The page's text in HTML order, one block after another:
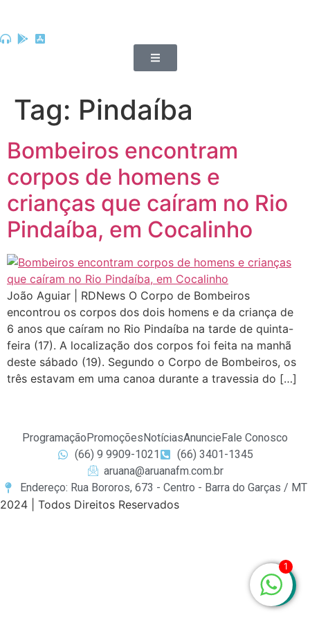
Tag: Pindaíba
Bombeiros encontram
corpos de homens e
crianças que caíram no Rio
Pindaíba, em Cocalinho
João Aguiar | RDNews O Corpo de Bombeiros
encontrou os corpos dos dois homens e da criança de
6 anos que caíram no Rio Pindaíba na tarde de quinta-
feira (17). A localização dos corpos foi feita na manhã
deste sábado (19). Segundo o Corpo de Bombeiros, os
três estavam em uma canoa durante a travessia do […]
Programação Promoções NotíciasAnuncie Fale Conosco
(66) 9 9909-1021
(66) 3401-1345
aruana@aruanafm.com.br
Endereço: Rua Bororos, 673 - Centro - Barra do Garças / MT
2024 | Todos Direitos Reservados
1